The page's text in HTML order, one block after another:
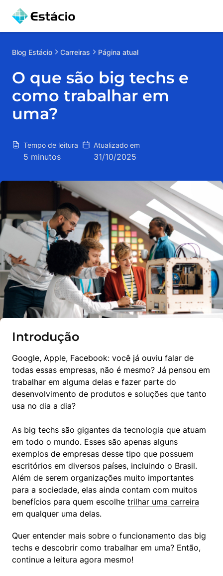
Blog Estácio Carreiras Página atual
O que são big techs e
como trabalhar em
uma?
Tempo de leitura
5 minutos
Atualizado em
31/10/2025
Introdução
Google, Apple, Facebook: você já ouviu falar de
todas essas empresas, não é mesmo? Já pensou em
trabalhar em alguma delas e fazer parte do
desenvolvimento de produtos e soluções que tanto
usa no dia a dia?
As big techs são gigantes da tecnologia que atuam
em todo o mundo. Esses são apenas alguns
exemplos de empresas desse tipo que possuem
escritórios em diversos países, incluindo o Brasil.
Além de serem organizações muito importantes
para a sociedade, elas ainda contam com muitos
benefícios para quem escolhe trilhar uma carreira
em qualquer uma delas.
Quer entender mais sobre o funcionamento das big
techs e descobrir como trabalhar em uma? Então,
continue a leitura agora mesmo!